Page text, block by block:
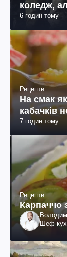
коледж,
6 годин тому
Рецепти
На смак
кабачків
7 годин тому
Рецепти
Карпаччо
Шеф-